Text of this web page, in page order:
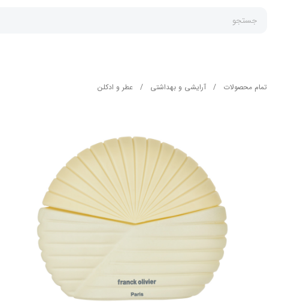
جستجو
تمام محصولات / آرایشی و بهداشتی / عطر و ادکلن